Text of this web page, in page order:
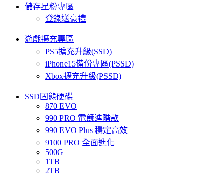
儲存星粉專區
登錄送豪禮
遊戲擴充專區
PS5擴充升級(SSD)
iPhone15備份專區(PSSD)
Xbox擴充升級(PSSD)
SSD固態硬碟
870 EVO
990 PRO 電競進階款
990 EVO Plus 穩定高效
9100 PRO 全面進化
500G
1TB
2TB